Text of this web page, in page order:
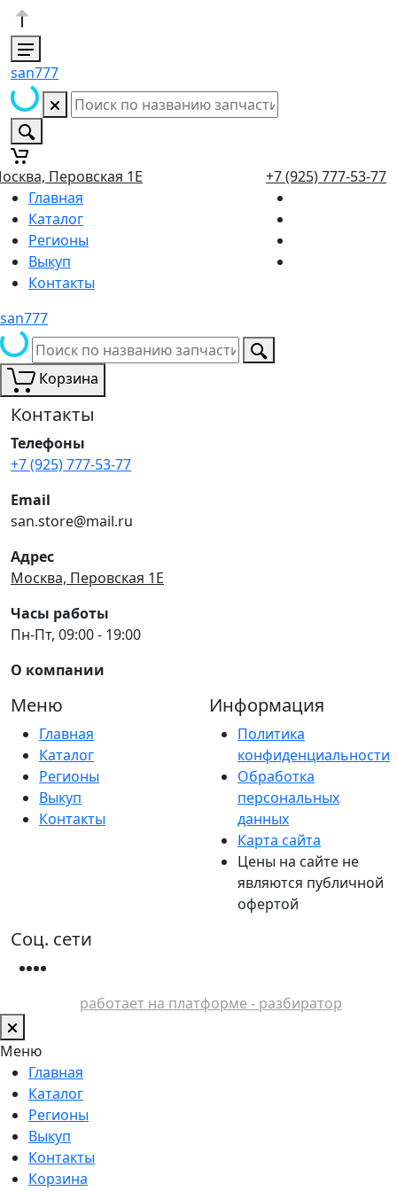
san777
Перовская 1Е
+7 (925) 777-53-77
Главная
Каталог
Регионы
Выкуп
Контакты
san777
Корзина
Контакты
Телефоны
+7 (925) 777-53-77
Email
san.store@mail.ru
Адрес
Москва, Перовская 1Е
Часы работы
Пн-Пт, 09:00 - 19:00
О компании
Меню
Главная
Каталог
Регионы
Выкуп
Контакты
Информация
Политика
конфиденциальности
Обработка
персональных
данных
Карта сайта
Цены на сайте не
являются публичной
офертой
Соц. сети
работает на платформе - разбиратор
Меню
Главная
Каталог
Регионы
Выкуп
Контакты
Корзина